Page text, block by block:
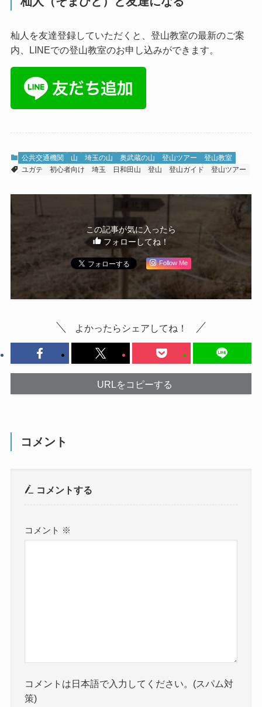
杣人を友達登録していただくと、登山教室の最新のご案
内、LINEでの登山教室のお申し込みができます。
公共交通機関 山 埼玉の山 奥武蔵の山 登山ツアー
登山教室
ユガテ
初心者向け 埼玉 日和田山 登山 登山ガイド 登山ツアー
この記事が気に入ったら
フォローしてね！
Follow Me
よかったらシェアしてね！
URLをコピーする
コメント
コメントする
コメント ※
コメントは日本語で入力してください。(スパム対
策)